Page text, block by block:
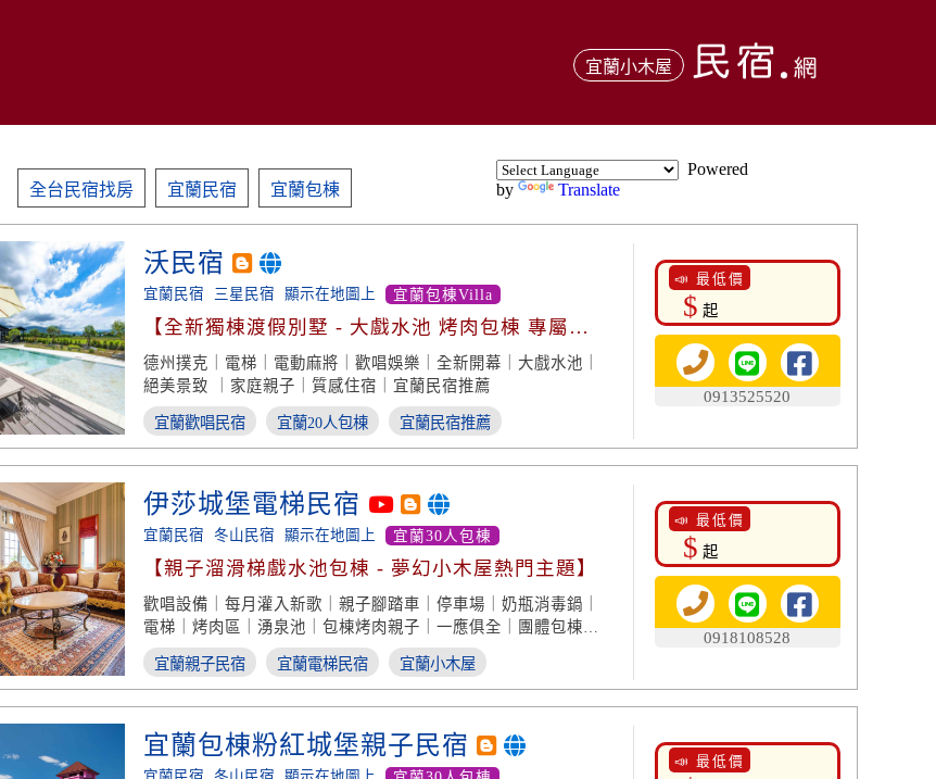
宜蘭小木屋
全台民宿找房 宜蘭民宿 宜蘭包棟
Powered
by
Translate
沃民宿
宜蘭民宿 三星民宿 顯示在地圖上 宜蘭包棟Villa
【全新獨棟渡假別墅 - 大戲水池 烤肉包棟 專屬娛
樂室】
德州撲克｜電梯｜電動麻將｜歡唱娛樂｜全新開幕｜大戲水池｜
絕美景致 ｜家庭親子｜質感住宿｜宜蘭民宿推薦
宜蘭歡唱民宿 宜蘭20人包棟 宜蘭民宿推薦
📣 最低價
$ 起
0913525520
伊莎城堡電梯民宿
宜蘭民宿 冬山民宿 顯示在地圖上 宜蘭30人包棟
【親子溜滑梯戲水池包棟 - 夢幻小木屋熱門主題】
歡唱設備｜每月灌入新歌｜親子腳踏車｜停車場｜奶瓶消毒鍋｜
電梯｜烤肉區｜湧泉池｜包棟烤肉親子｜一應俱全｜團體包棟｜
家庭住宿｜小木屋體驗
宜蘭親子民宿
宜蘭電梯民宿 宜蘭小木屋
📣 最低價
$ 起
0918108528
宜蘭包棟粉紅城堡親子民宿
📣 最低價